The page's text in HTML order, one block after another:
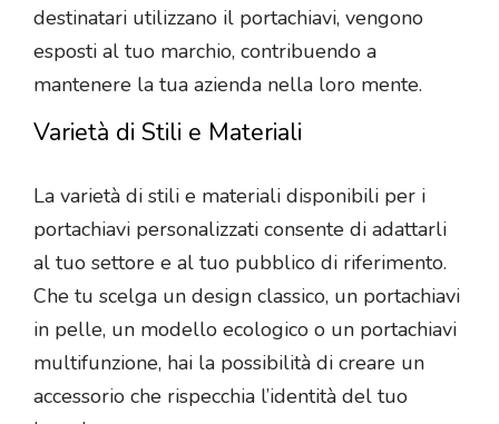
destinatari utilizzano il portachiavi, vengono
esposti al tuo marchio, contribuendo a
mantenere la tua azienda nella loro mente.
Varietà di Stili e Materiali
La varietà di stili e materiali disponibili per i
portachiavi personalizzati consente di adattarli
al tuo settore e al tuo pubblico di riferimento.
Che tu scelga un design classico, un portachiavi
in pelle, un modello ecologico o un portachiavi
multifunzione, hai la possibilità di creare un
accessorio che rispecchia l’identità del tuo